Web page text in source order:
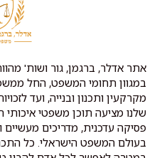
אתר אדלר, ברגמן, גור ושות'
במגוון תחומי המשפט, החל
מקרקעין ותכנון ובנייה, ועד
שלנו מציעה תוכן משפטי איכותי
פסיקה עדכנית, מדריכים
בעולם המשפט הישראלי. כל